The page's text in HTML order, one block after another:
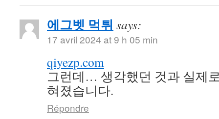
에그벳 먹튀 says:
17 avril 2024 at 9 h 05 min
qiyezp.com
그런데… 생각했던 것과 실제
혀졌습니다.
Répondre